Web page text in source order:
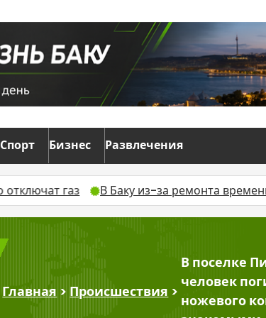
Спорт Бизнес Развлечения
В Баку из-за ремонта временно изменят
Главная > Происшествия >
В поселке
человек
ножевого